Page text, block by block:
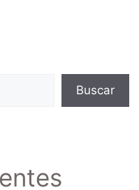
Buscar